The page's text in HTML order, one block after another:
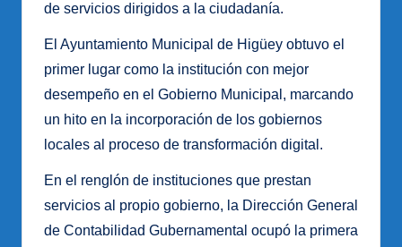
de servicios dirigidos a la ciudadanía.
El Ayuntamiento Municipal de Higüey obtuvo el
primer lugar como la institución con mejor
desempeño en el Gobierno Municipal, marcando
un hito en la incorporación de los gobiernos
locales al proceso de transformación digital.
En el renglón de instituciones que prestan
servicios al propio gobierno, la Dirección General
de Contabilidad Gubernamental ocupó la primera